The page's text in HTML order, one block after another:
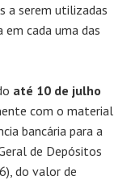
a serem utilizadas
em cada uma das
até 10 de julho
com o material
bancária para a
de Depósitos
do valor de